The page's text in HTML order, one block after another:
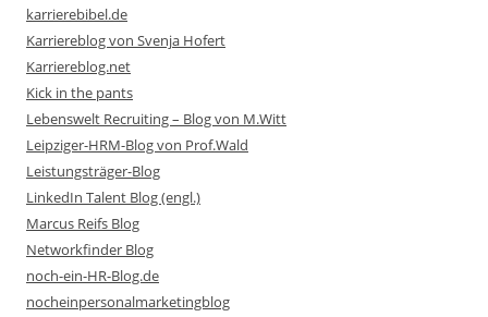
karrierebibel.de
Karriereblog von Svenja Hofert
Karriereblog.net
Kick in the pants
Lebenswelt Recruiting – Blog von M.Witt
Leipziger-HRM-Blog von Prof.Wald
Leistungsträger-Blog
LinkedIn Talent Blog (engl.)
Marcus Reifs Blog
Networkfinder Blog
noch-ein-HR-Blog.de
nocheinpersonalmarketingblog